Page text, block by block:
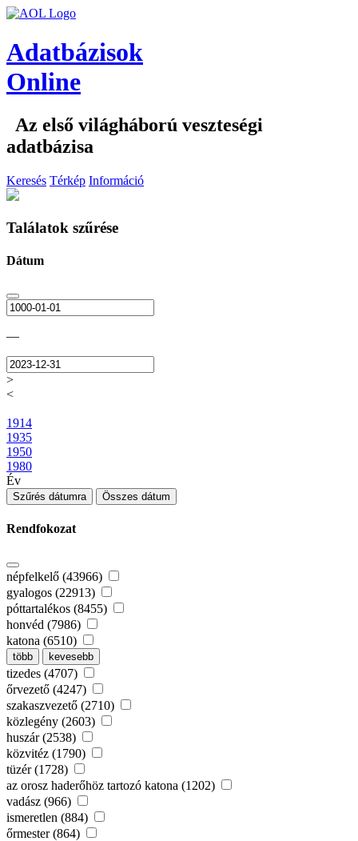
Adatbázisok
Online
Az első világháború veszteségi
adatbázisa
Keresés Térkép Információ
Találatok szűrése
Dátum
—
>
<
1914
1935
1950
1980
Év
Szűrés dátumra Összes dátum
Rendfokozat
népfelkelő (43966)
gyalogos (22913)
póttartalékos (8455)
honvéd (7986)
katona (6510)
több kevesebb
tizedes (4707)
őrvezető (4247)
szakaszvezető (2710)
közlegény (2603)
huszár (2538)
közvitéz (1790)
tüzér (1728)
az orosz haderőhöz tartozó katona (1202)
vadász (966)
ismeretlen (884)
őrmester (864)